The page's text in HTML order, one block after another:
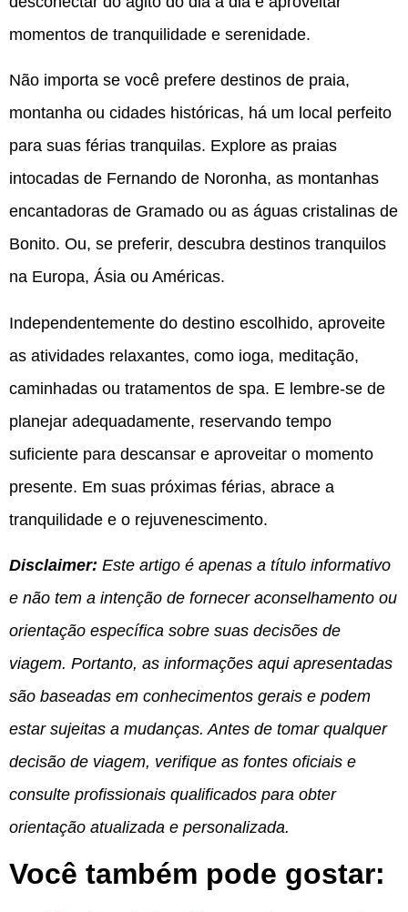
momentos de tranquilidade e serenidade.
Não importa se você prefere destinos de praia,
montanha ou cidades históricas, há um local perfeito
para suas férias tranquilas. Explore as praias
intocadas de Fernando de Noronha, as montanhas
encantadoras de Gramado ou as águas cristalinas de
Bonito. Ou, se preferir, descubra destinos tranquilos
na Europa, Ásia ou Américas.
Independentemente do destino escolhido, aproveite
as atividades relaxantes, como ioga, meditação,
caminhadas ou tratamentos de spa. E lembre-se de
planejar adequadamente, reservando tempo
suficiente para descansar e aproveitar o momento
presente. Em suas próximas férias, abrace a
tranquilidade e o rejuvenescimento.
Disclaimer: Este artigo é apenas a título informativo
e não tem a intenção de fornecer aconselhamento ou
orientação específica sobre suas decisões de
viagem. Portanto, as informações aqui apresentadas
são baseadas em conhecimentos gerais e podem
estar sujeitas a mudanças. Antes de tomar qualquer
decisão de viagem, verifique as fontes oficiais e
consulte profissionais qualificados para obter
orientação atualizada e personalizada.
Você também pode gostar: